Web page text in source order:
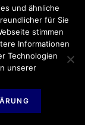
Havert e.V.
und ähnliche
für Sie
stimmen
Informationen
Technologien
unserer